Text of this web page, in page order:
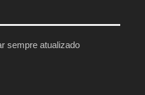
sempre atualizado